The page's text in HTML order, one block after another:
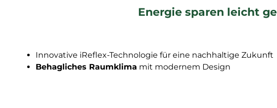
Energie sparen leicht
Innovative iReflex-Technologie für eine nachhaltige Zukunft
Behagliches Raumklima mit modernem Design